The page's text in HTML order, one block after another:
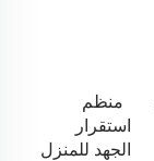
منظم
استقرار
الجهد للمنزل